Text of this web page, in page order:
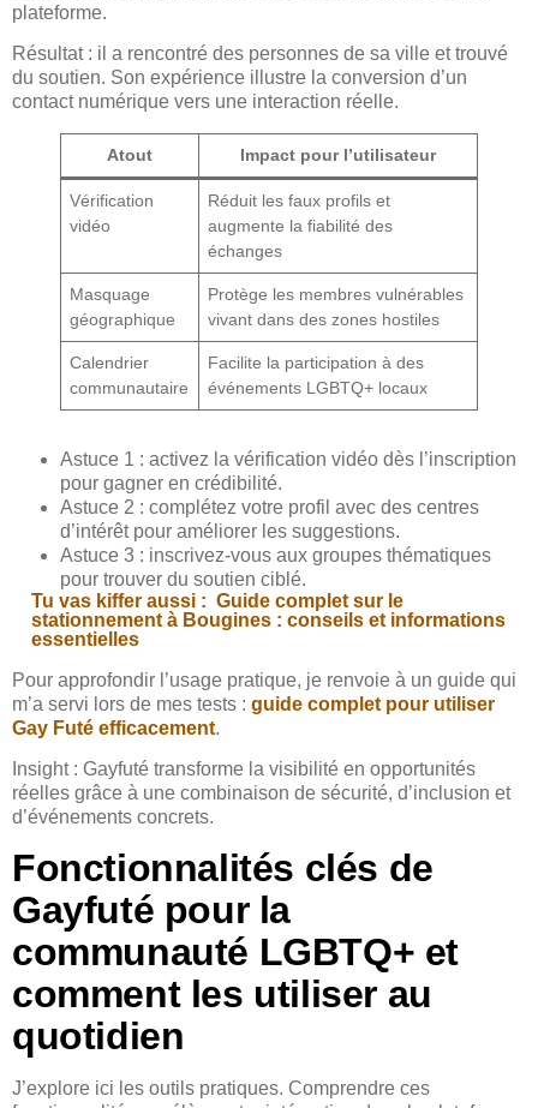
plateforme.
Résultat : il a rencontré des personnes de sa ville et trouvé
du soutien. Son expérience illustre la conversion d’un
contact numérique vers une interaction réelle.
Atout Impact pour l’utilisateur
Vérification
vidéo
Réduit les faux profils et
augmente la fiabilité des
échanges
Masquage
géographique
Protège les membres vulnérables
vivant dans des zones hostiles
Calendrier
communautaire
Facilite la participation à des
événements LGBTQ+ locaux
Astuce 1 : activez la vérification vidéo dès l’inscription
pour gagner en crédibilité.
Astuce 2 : complétez votre profil avec des centres
d’intérêt pour améliorer les suggestions.
Astuce 3 : inscrivez-vous aux groupes thématiques
pour trouver du soutien ciblé.
Tu vas kiffer aussi : Guide complet sur le
stationnement à Bougines : conseils et informations
essentielles
Pour approfondir l’usage pratique, je renvoie à un guide qui
m’a servi lors de mes tests : guide complet pour utiliser
Gay Futé efficacement.
Insight : Gayfuté transforme la visibilité en opportunités
réelles grâce à une combinaison de sécurité, d’inclusion et
d’événements concrets.
Fonctionnalités clés de
Gayfuté pour la
communauté LGBTQ+ et
comment les utiliser au
quotidien
J’explore ici les outils pratiques. Comprendre ces